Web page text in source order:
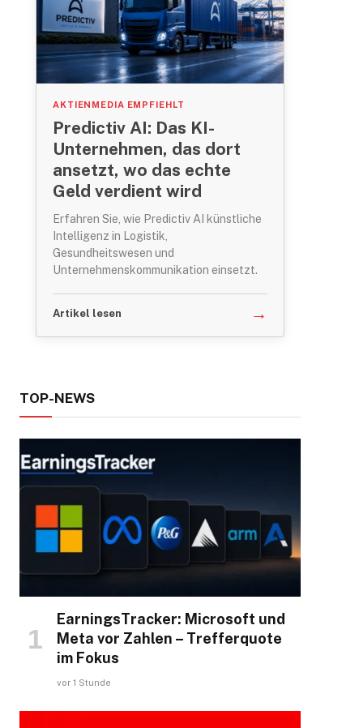
AKTIENMEDIA EMPFIEHLT
Predictiv AI: Das KI-
Unternehmen, das dort
ansetzt, wo das echte
Geld verdient wird
Erfahren Sie, wie Predictiv AI künstliche
Intelligenz in Logistik,
Gesundheitswesen und
Unternehmenskommunikation einsetzt.
Artikel lesen →
TOP-NEWS
EarningsTracker: Microsoft und
Meta vor Zahlen – Trefferquote
im Fokus
vor 1 Stunde